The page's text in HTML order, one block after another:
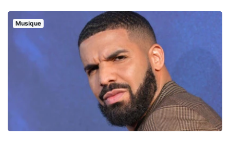
Musique